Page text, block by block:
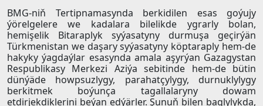
BMG-niň Tertipnamasynda berkidilen esas goýujy
ýörelgelere we kadalara bilelikde ygrarly bolan,
hemişelik Bitaraplyk syýasatyny durmuşa geçirýän
Türkmenistan we daşary syýasatyny köptaraply hem-de
hakyky ýagdaýlar esasynda amala aşyrýan Gazagystan
Respublikasy Merkezi Aziýa sebitinde hem-de bütin
dünýäde howpsuzlygy, parahatçylygy, durnuklylygy
berkitmek boýunça tagallalaryny dowam
etdirjekdiklerini beýan edýärler. Şunuň bilen baglylykda,